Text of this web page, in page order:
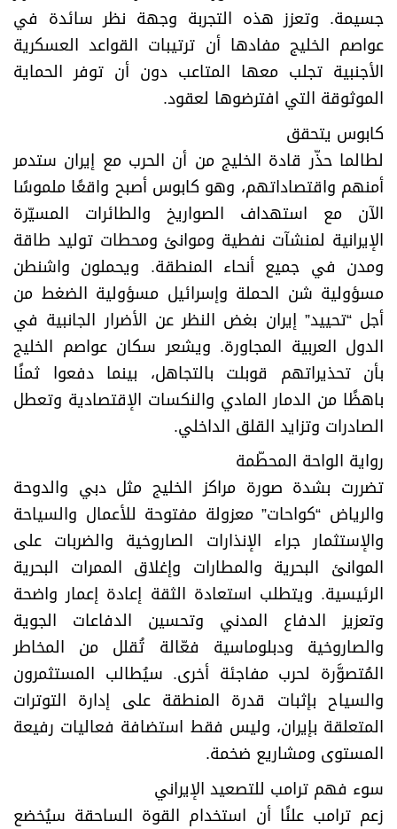
جسيمة. وتعزز هذه التجربة وجهة نظر سائدة في
عواصم الخليج مفادها أن ترتيبات القواعد العسكرية
الأجنبية تجلب معها المتاعب دون أن توفر الحماية
الموثوقة التي افترضوها لعقود.
كابوس يتحقق
لطالما حذّر قادة الخليج من أن الحرب مع إيران ستدمر
أمنهم واقتصاداتهم، وهو كابوس أصبح واقعًا ملموسًا
الآن مع استهداف الصواريخ والطائرات المسيّرة
الإيرانية لمنشآت نفطية وموانئ ومحطات توليد طاقة
ومدن في جميع أنحاء المنطقة. ويحملون واشنطن
مسؤولية شن الحملة وإسرائيل مسؤولية الضغط من
أجل “تحييد” إيران بغض النظر عن الأضرار الجانبية في
الدول العربية المجاورة. ويشعر سكان عواصم الخليج
بأن تحذيراتهم قوبلت بالتجاهل، بينما دفعوا ثمنًا
باهظًا من الدمار المادي والنكسات الإقتصادية وتعطل
الصادرات وتزايد القلق الداخلي.
رواية الواحة المحطّمة
تضررت بشدة صورة مراكز الخليج مثل دبي والدوحة
والرياض “كواحات” معزولة مفتوحة للأعمال والسياحة
والإستثمار جراء الإنذارات الصاروخية والضربات على
الموانئ البحرية والمطارات وإغلاق الممرات البحرية
الرئيسية. ويتطلب استعادة الثقة إعادة إعمار واضحة
وتعزيز الدفاع المدني وتحسين الدفاعات الجوية
والصاروخية ودبلوماسية فعّالة تُقلل من المخاطر
المُتصوَّرة لحرب مفاجئة أخرى. سيُطالب المستثمرون
والسياح بإثبات قدرة المنطقة على إدارة التوترات
المتعلقة بإيران، وليس فقط استضافة فعاليات رفيعة
المستوى ومشاريع ضخمة.
سوء فهم ترامب للتصعيد الإيراني
زعم ترامب علنًا أن استخدام القوة الساحقة سيُخضع